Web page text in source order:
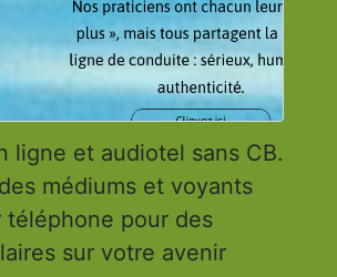
ligne et audiotel sans CB.
médiums et voyants
téléphone pour des
sur votre avenir